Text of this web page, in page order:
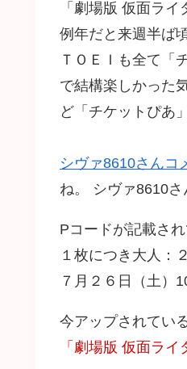
「劇場版 仮面ラ
例年だと来週半ば
ＴＯＥＩも全て「
で結構楽しかった
ど「チケットぴあ
シヴァ8610さんコ
ね。 シヴァ8610
Pコードが記載さ
１枚につき大人：
７月２６日（土）
今アップされてい
「劇場版 仮面ラ